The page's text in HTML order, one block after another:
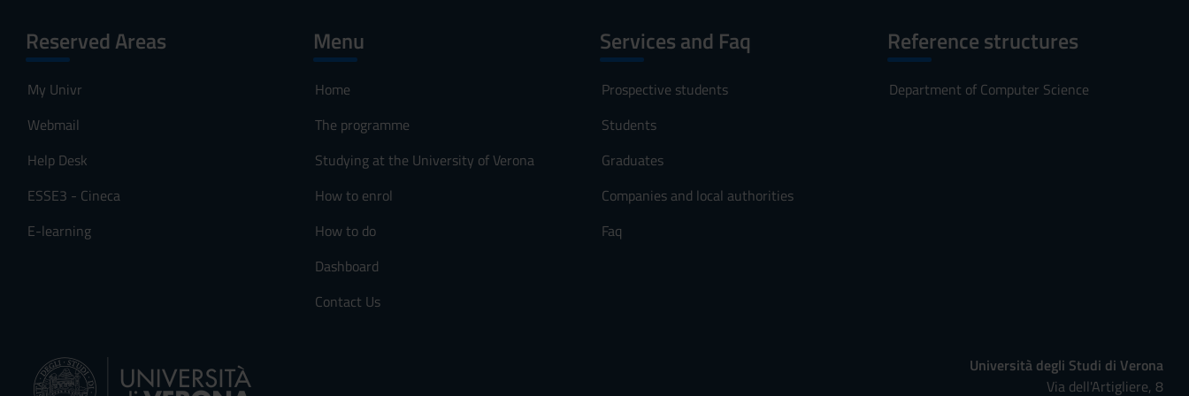
Reserved Areas
My Univr
Webmail
Help Desk
ESSE3 - Cineca
E-learning
Menu
Home
The programme
Studying at the University of Verona
How to enrol
How to do
Dashboard
Contact Us
Services and Faq
Prospective students
Students
Graduates
Companies and local authorities
Faq
Reference structures
Department of Computer Science
Università degli Studi di Verona
Via dell'Artigliere, 8